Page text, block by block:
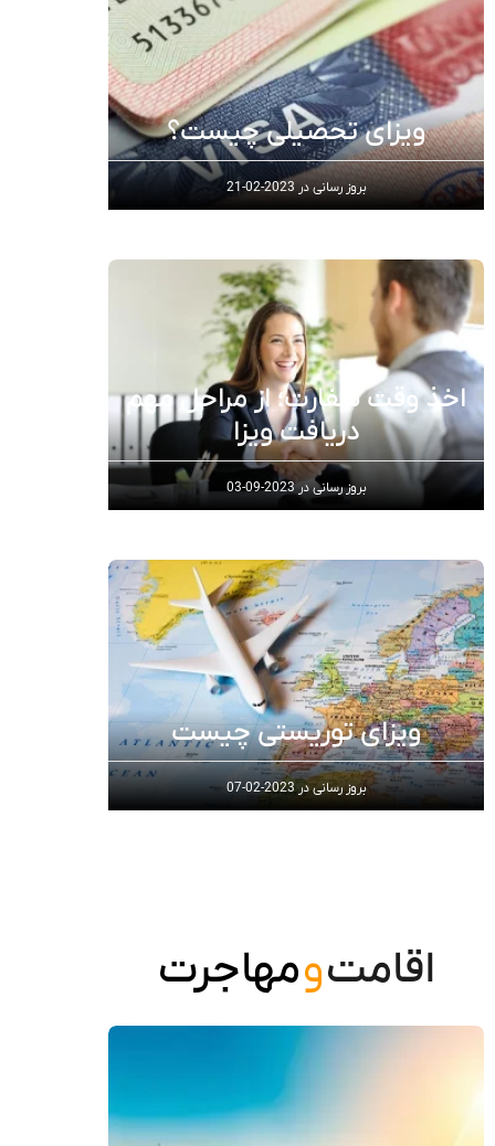
ویزای تحصیلی چیست؟
بروز رسانی در2023-02-21
اخذ وقت سفارت؛ از مراحل مهم
دریافت ویزا
بروز رسانی در2023-09-03
ویزای توریستی چیست
بروز رسانی در2023-02-07
اقامتومهاجرت